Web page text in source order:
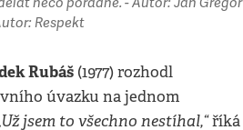
Respekt
Rubáš (1977) rozhodl
úvazku na jednom
jsem to všechno nestíhal,“říká